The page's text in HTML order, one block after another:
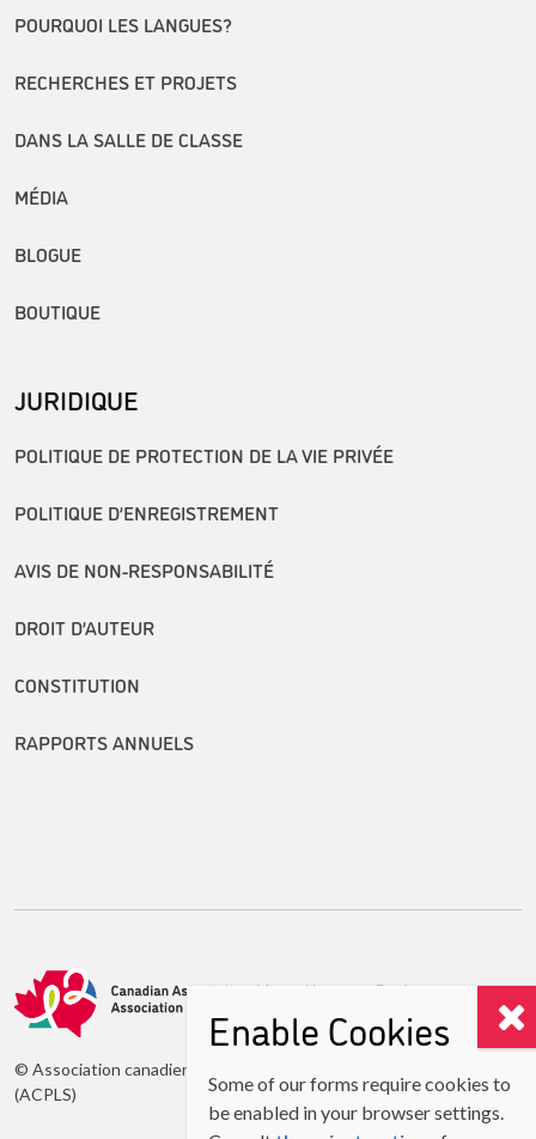
POURQUOI LES LANGUES?
RECHERCHES ET PROJETS
DANS LA SALLE DE CLASSE
MÉDIA
BLOGUE
BOUTIQUE
JURIDIQUE
POLITIQUE DE PROTECTION DE LA VIE PRIVÉE
POLITIQUE D’ENREGISTREMENT
AVIS DE NON-RESPONSABILITÉ
DROIT D’AUTEUR
CONSTITUTION
RAPPORTS ANNUELS
© Association canadienne des professeurs de langues secondes
(ACPLS)
Enable Cookies
Some of our forms require cookies to
be enabled in your browser settings.